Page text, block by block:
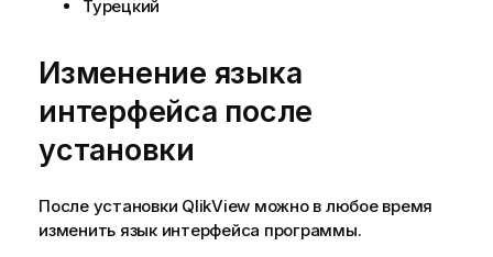
Турецкий
Изменение языка
интерфейса после
установки
После установки QlikView можно в любое время
изменить язык интерфейса программы.